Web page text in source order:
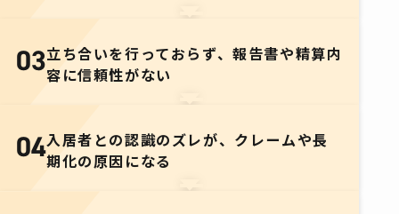
03立ち合いを行っておらず、報告書や精算内
容に信頼性がない
04入居者との認識のズレが、 クレームや長
期化の原因になる